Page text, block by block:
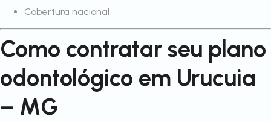
Cobertura nacional
Como contratar seu plano
odontológico em Urucuia
– MG